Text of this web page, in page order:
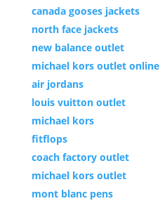
canada gooses jackets
north face jackets
new balance outlet
michael kors outlet online
air jordans
louis vuitton outlet
michael kors
fitflops
coach factory outlet
michael kors outlet
mont blanc pens